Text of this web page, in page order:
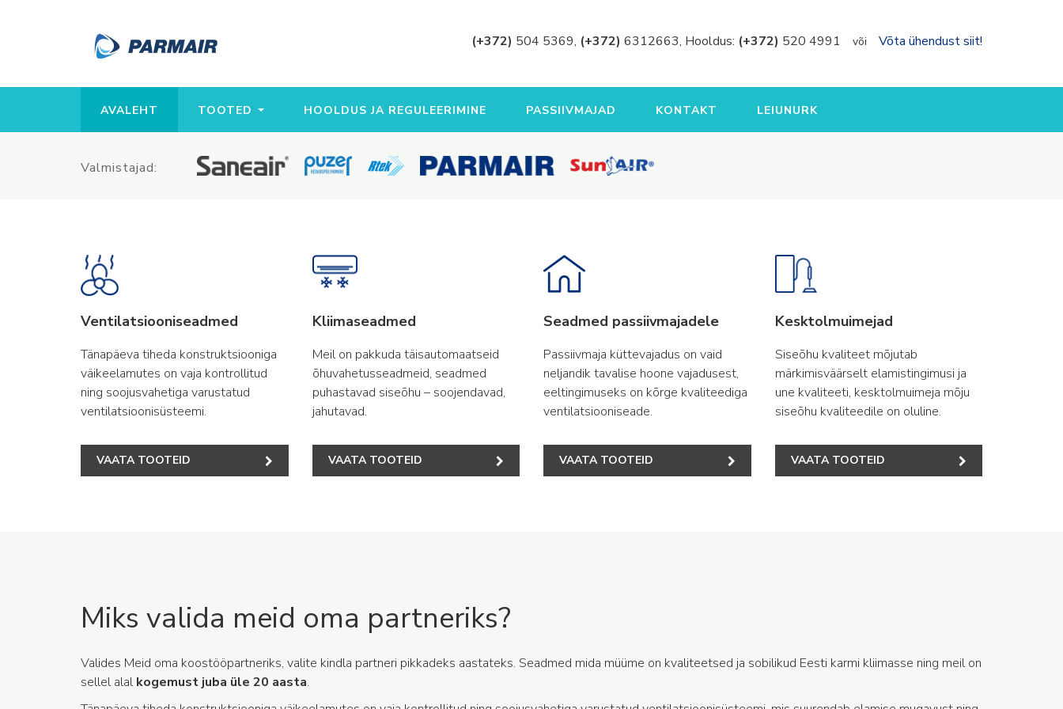
(+372) 504 5369, (+372) 6312663, Hooldus: (+372) 520 4991 või Võta ühendust siit!
AVALEHT TOOTED HOOLDUS JA REGULEERIMINE PASSIIVMAJAD KONTAKT LEIUNURK
Valmistajad:
Ventilatsiooniseadmed
Tänapäeva tiheda konstruktsiooniga
väikeelamutes on vaja kontrollitud
ning soojusvahetiga varustatud
ventilatsioonisüsteemi.
VAATA TOOTEID
Kliimaseadmed
Meil on pakkuda täisautomaatseid
õhuvahetusseadmeid, seadmed
puhastavad siseõhu – soojendavad,
jahutavad.
VAATA TOOTEID
Seadmed passiivmajadele
Passiivmaja küttevajadus on vaid
neljandik tavalise hoone vajadusest,
eeltingimuseks on kõrge kvaliteediga
ventilatsiooniseade.
VAATA TOOTEID
Kesktolmuimejad
Siseõhu kvaliteet mõjutab
märkimisväärselt elamistingimusi ja
une kvaliteeti, kesktolmuimeja mõju
siseõhu kvaliteedile on oluline.
VAATA TOOTEID
Miks valida meid oma partneriks?
Valides Meid oma koostööpartneriks, valite kindla partneri pikkadeks aastateks. Seadmed mida müüme on kvaliteetsed ja sobilikud Eesti karmi kliimasse ning meil on
sellel alalkogemust juba üle 20 aasta.